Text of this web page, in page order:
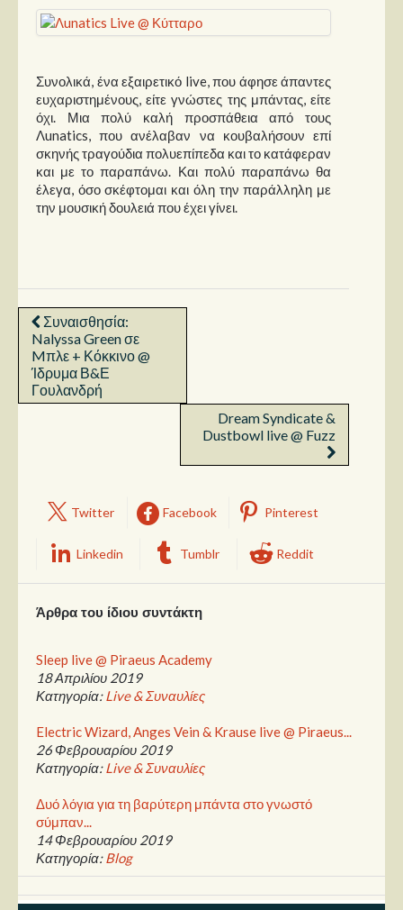
Συνολικά, ένα εξαιρετικό live, που άφησε άπαντες
ευχαριστημένους, είτε γνώστες της μπάντας, είτε
όχι. Μια πολύ καλή προσπάθεια από τους
Λunatics, που ανέλαβαν να κουβαλήσουν επί
σκηνής τραγούδια πολυεπίπεδα και το κατάφεραν
και με το παραπάνω. Και πολύ παραπάνω θα
έλεγα, όσο σκέφτομαι και όλη την παράλληλη με
την μουσική δουλειά που έχει γίνει.
Συναισθησία:
Nalyssa Green σε
Mπλε + Κόκκινο @
Ίδρυμα Β&Ε
Γουλανδρή
Dream Syndicate &
Dustbowl live @ Fuzz
Twitter Facebook Pinterest
Linkedin Tumblr Reddit
Άρθρα του ίδιου συντάκτη
Sleep live @ Piraeus Academy
18 Απριλίου 2019
Κατηγορία:Live & Συναυλίες
Electric Wizard, Anges Vein & Krause live @ Piraeus...
26 Φεβρουαρίου 2019
Κατηγορία:Live & Συναυλίες
Δυό λόγια για τη βαρύτερη μπάντα στο γνωστό
σύμπαν...
14 Φεβρουαρίου 2019
Κατηγορία:Blog